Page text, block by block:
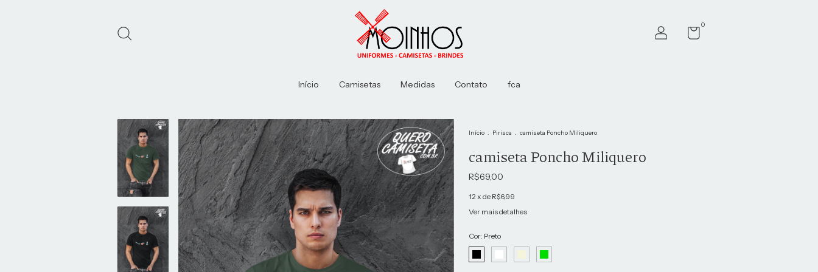
0
Início Camisetas Medidas Contato fca
Início . Pirisca . camiseta Poncho Miliquero
camiseta Poncho Miliquero
R$69,00
12 x de R$6,99
Ver mais detalhes
Cor: Preto